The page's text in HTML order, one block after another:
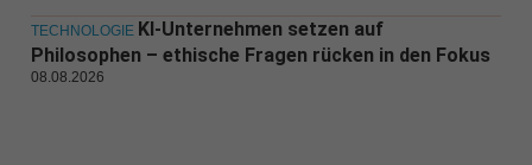
TECHNOLOGIE KI-Unternehmen setzen auf
Philosophen – ethische Fragen rücken in den Fokus
08.08.2026